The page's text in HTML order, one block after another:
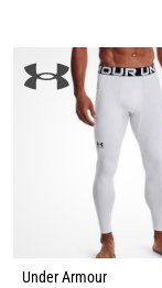
Under Armour